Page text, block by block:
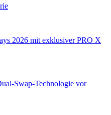
2026 mit exklusiver PRO X
Swap-Technologie vor